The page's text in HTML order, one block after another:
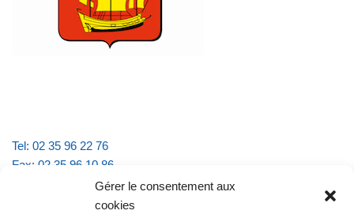
Gérer le consentement aux
cookies
Tel: 02 35 96 22 76
Fax: 02 35 96 10 86
Email : mairie.vattevillelarue@wanadoo.fr